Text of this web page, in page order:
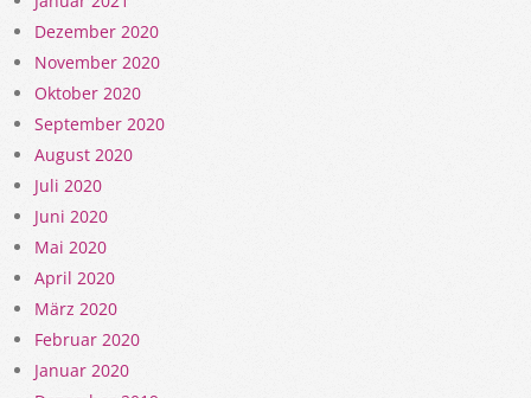
Dezember 2020
November 2020
Oktober 2020
September 2020
August 2020
Juli 2020
Juni 2020
Mai 2020
April 2020
März 2020
Februar 2020
Januar 2020